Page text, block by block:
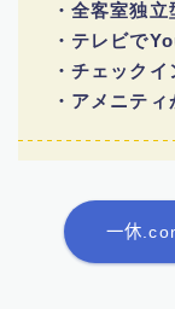
・全客室独
・テレビで
・チェック
・アメニテ
一休